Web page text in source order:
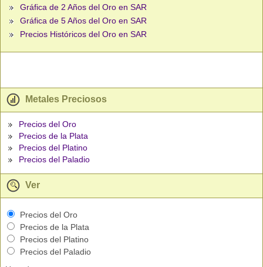
Gráfica de 2 Años del Oro en SAR
Gráfica de 5 Años del Oro en SAR
Precios Históricos del Oro en SAR
Metales Preciosos
Precios del Oro
Precios de la Plata
Precios del Platino
Precios del Paladio
Ver
Precios del Oro
Precios de la Plata
Precios del Platino
Precios del Paladio